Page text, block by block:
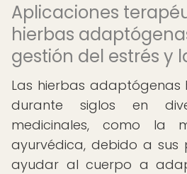
Aplicaciones
hierbas
gestión del estrés y
Las hierbas adaptógenas
durante siglos en
medicinales, como la
ayurvédica, debido a sus
ayudar al cuerpo a